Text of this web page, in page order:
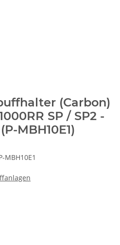
(Carbon)
SP / SP2 -
MBH10E1)
MBH10E1